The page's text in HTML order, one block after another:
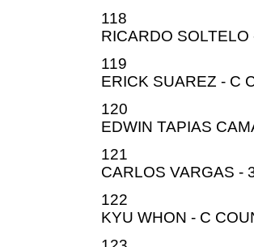
118
RICARDO SOLTELO
119
ERICK SUAREZ - C
120
EDWIN TAPIAS
121
CARLOS VARGAS -
122
KYU WHON - C